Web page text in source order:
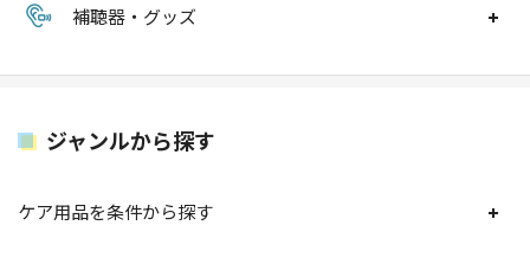
補聴器・グッズ
ジャンルから探す
ケア用品を条件から探す